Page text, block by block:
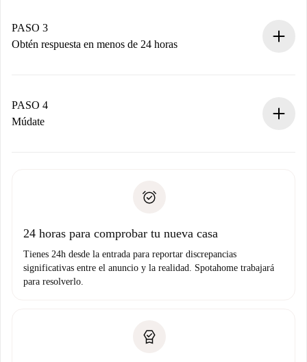
propietario acepte.
PASO 3
Obtén respuesta en menos de 24 horas
contacto con el propietario.
Si es rechazada: No te haremos ningún cargo y te
Prueba de solvencia
PASO 4
Múdate
no nos comunicas ningún problema.
24 horas para comprobar tu nueva casa
Tienes 24h desde la entrada para reportar discrepancias
significativas entre el anuncio y la realidad. Spotahome trabajará
para resolverlo.